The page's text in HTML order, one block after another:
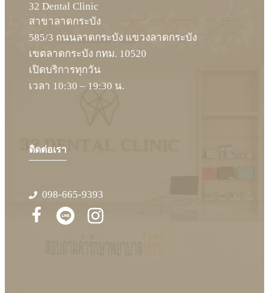
อัตราค่าบริการ
ประกันสังคม
รีวิวการให้บริการ
ติดต่อเรา
32 Dental Clinic
สาขาลาดกระบัง
585/3 ถนนลาดกระบัง แขวงลาดกระบัง
เขตลาดกระบัง กทม. 10520
เปิดบริการทุกวัน
เวลา 10:30 – 19:30 น.
ติดต่อเรา
098-665-9393